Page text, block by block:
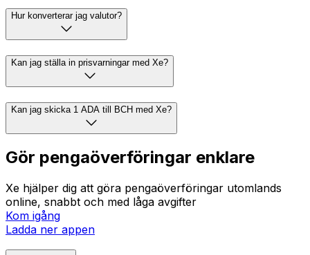
Hur konverterar jag valutor?
Kan jag ställa in prisvarningar med Xe?
Kan jag skicka 1 ADA till BCH med Xe?
Gör pengaöverföringar enklare
Xe hjälper dig att göra pengaöverföringar utomlands
online, snabbt och med låga avgifter
Kom igång
Ladda ner appen